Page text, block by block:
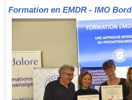
Formation en EMDR - IMO